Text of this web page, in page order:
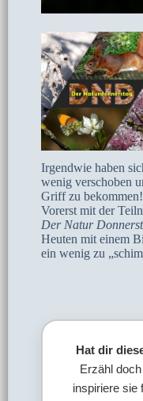
Irgendwie haben
wenig verschoben
Griff zu bekommen!
Vorerst mit der
Der Natur
Heuten mit einem
ein wenig zu
Hat dir
Erzähl
inspiriere sie